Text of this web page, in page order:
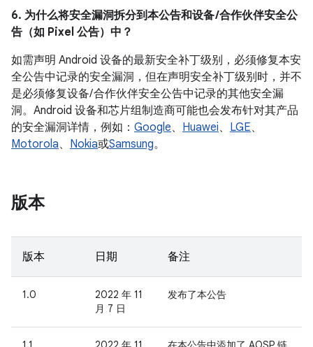
6. 为什么将安全漏洞拆分到本公告和设备 /合作伙伴安全公
告（如 Pixel 公告）中？
如需声明 Android 设备的最新安全补丁级别，必须修复本安
全公告中记录的安全漏洞，但在声明安全补丁级别时，并不
是必须修复设备/ 合作伙伴安全公告中记录的其他安全漏
洞。Android 设备和芯片组制造商可能也会发布针对其产品
的安全漏洞详情，例如： Google、 Huawei、 LGE、
Motorola、 Nokia或Samsung。
版本
版本 日期 备注
1.0
2022 年 11
月 7 日
发布了本公告